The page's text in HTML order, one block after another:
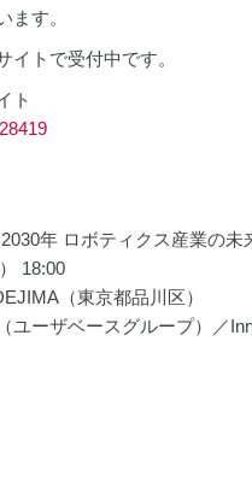
ます。
イトで受付中です。
ト
2030年 ロボティクス産業の
18:00
（東京都品川区）
ユーザベースグループ）／